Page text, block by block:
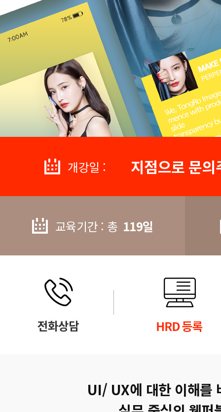
개강일 : 지점으로 문
교육기간 : 총 119일
UI/ UX에 대한 이해를